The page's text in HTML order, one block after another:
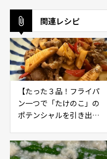
関連レシピ
【たった３品！フライパ
ン一つで「たけのこ」の
ポテンシャルを引き出す